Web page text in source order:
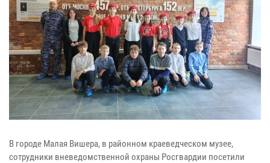
В городе Малая Вишера, в районном краеведческом музее,
сотрудники вневедомственной охраны Росгвардии посетили